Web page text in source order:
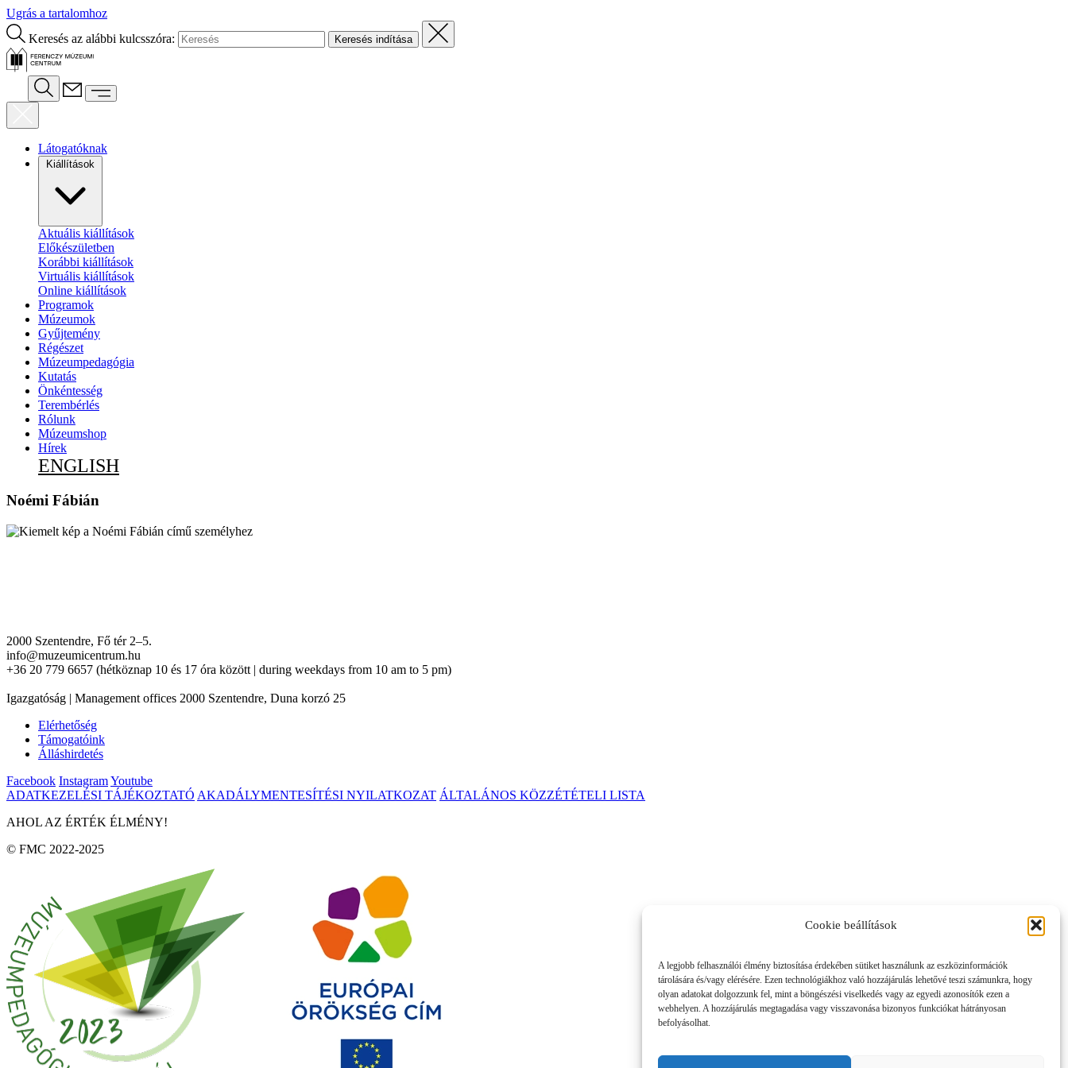
Cookie beállítások
A legjobb felhasználói élmény biztosítása érdekében sütiket használunk az eszközinformációk
tárolására és/vagy elérésére. Ezen technológiákhoz való hozzájárulás lehetővé teszi számunkra, hogy
olyan adatokat dolgozzunk fel, mint a böngészési viselkedés vagy az egyedi azonosítók ezen a
webhelyen. A hozzájárulás megtagadása vagy visszavonása bizonyos funkciókat hátrányosan
befolyásolhat.
Ugrás a tartalomhoz
Keresés az alábbi kulcsszóra:
Látogatóknak
Kiállítások
Aktuális kiállítások
Előkészületben
Korábbi kiállítások
Virtuális kiállítások
Online kiállítások
Programok
Múzeumok
Gyűjtemény
Régészet
Múzeumpedagógia
Kutatás
Önkéntesség
Terembérlés
Rólunk
Múzeumshop
Hírek
ENGLISH
Noémi Fábián
2000 Szentendre, Fő tér 2–5.
info@muzeumicentrum.hu
+36 20 779 6657 (hétköznap 10 és 17 óra között | during weekdays from 10 am to 5 pm)
Igazgatóság | Management offices 2000 Szentendre, Duna korzó 25
Elérhetőség
Támogatóink
Álláshirdetés
Facebook InstagramYoutube
ADATKEZELÉSI TÁJÉKOZTATÓ AKADÁLYMENTESÍTÉSI NYILATKOZAT ÁLTALÁNOS KÖZZÉTÉTELI LISTA
AHOL AZ ÉRTÉK ÉLMÉNY!
© FMC 2022-2025